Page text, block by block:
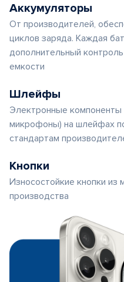
Аккумуляторы
От производителей,
циклов заряда. Каждая
дополнительный
емкости
Шлейфы
Электронные
микрофоны) на шлейфах
стандартам
Кнопки
Износостойкие кнопки из
производства